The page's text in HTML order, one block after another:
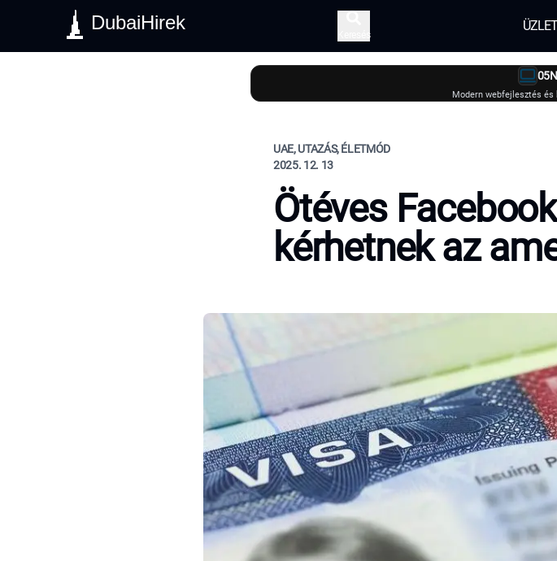
DubaiHirek
Keresés
Modern webfejlesztés
UAE, UTAZÁS, ÉLETMÓD
2025. 12. 13
Ötéves
kérhetnek az